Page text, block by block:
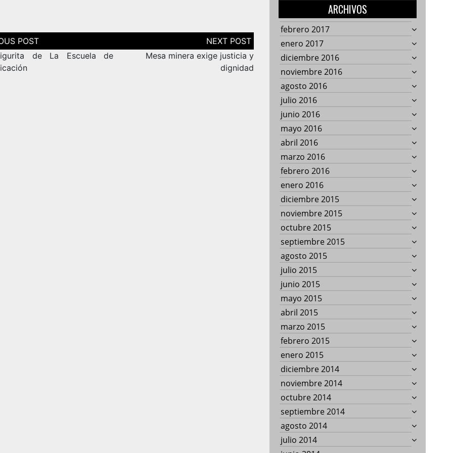
de La Escuela de
Mesa minera exige justicia y
dignidad
ARCHIVOS
febrero 2017
enero 2017
diciembre 2016
noviembre 2016
agosto 2016
julio 2016
junio 2016
mayo 2016
abril 2016
marzo 2016
febrero 2016
enero 2016
diciembre 2015
noviembre 2015
octubre 2015
septiembre 2015
agosto 2015
julio 2015
junio 2015
mayo 2015
abril 2015
marzo 2015
febrero 2015
enero 2015
diciembre 2014
noviembre 2014
octubre 2014
septiembre 2014
agosto 2014
julio 2014